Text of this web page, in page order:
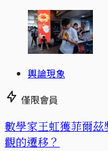
輿論現象
僅限會員
數學家王虹獲菲爾
觀的遷移？